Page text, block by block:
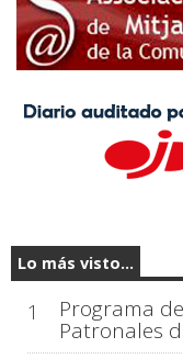
Lo más visto...
1 Programa
Patronales